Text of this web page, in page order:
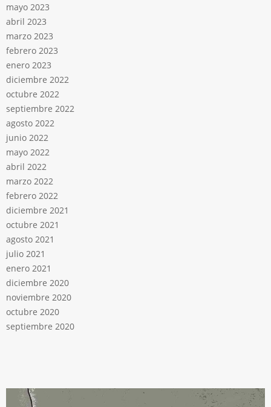
mayo 2023
abril 2023
marzo 2023
febrero 2023
enero 2023
diciembre 2022
octubre 2022
septiembre 2022
agosto 2022
junio 2022
mayo 2022
abril 2022
marzo 2022
febrero 2022
diciembre 2021
octubre 2021
agosto 2021
julio 2021
enero 2021
diciembre 2020
noviembre 2020
octubre 2020
septiembre 2020